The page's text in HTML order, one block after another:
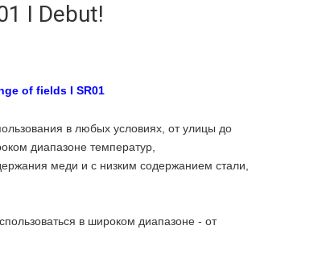
I Debut!
of fields I SR01
в любых условиях, от улицы до
диапазоне температур,
меди и с низким содержанием стали,
в широком диапазоне - от